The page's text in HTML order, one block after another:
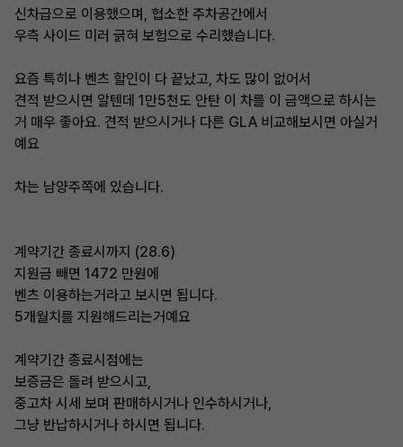
신차급으로 이용했으며, 협소한 주차공간에서
우측 사이드 미러 긁혀 보험으로 수리했습니다.
요즘 특히나 벤츠 할인이 다 끝났고, 차도 많이 없어서
견적 받으시면 알텐데 1만5천도 안탄 이 차를 이 금액으로 하시는
거 매우 좋아요. 견적 받으시거나 다른 GLA 비교해보시면 아실거
예요
차는 남양주쪽에 있습니다.
계약기간 종료시까지 (28.6)
지원금 빼면 1472 만원에
벤츠 이용하는거라고 보시면 됩니다.
5개월치를 지원해드리는거예요
계약기간 종료시점에는
보증금은 돌려 받으시고,
중고차 시세 보며 판매하시거나 인수하시거나,
그냥 반납하시거나 하시면 됩니다.